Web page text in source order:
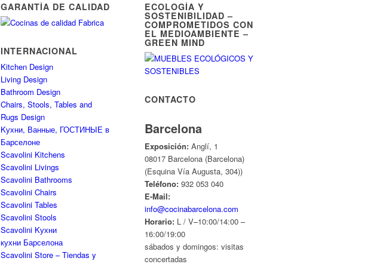
GARANTÍA DE CALIDAD
INTERNACIONAL
Kitchen Design
Living Design
Bathroom Design
Chairs, Stools, Tables and
Rugs Design
Kухни, Ванные, ГОСТИНЫЕ в
Барселоне
Scavolini Kitchens
Scavolini Livings
Scavolini Bathrooms
Scavolini Chairs
Scavolini Tables
Scavolini Stools
Scavolini Kухни
кухни Барселона
Scavolini Store – Tiendas y
ECOLOGÍA Y
SOSTENIBILIDAD –
COMPROMETIDOS CON
EL MEDIOAMBIENTE –
GREEN MIND
CONTACTO
Barcelona
Exposición: Anglí, 1
08017 Barcelona (Barcelona)
(Esquina Vía Augusta, 304))
Teléfono: 932 053 040
E-Mail:
info@cocinabarcelona.com
Horario: L / V–10:00/14:00 –
16:00/19:00
sábados y domingos: visitas
concertadas